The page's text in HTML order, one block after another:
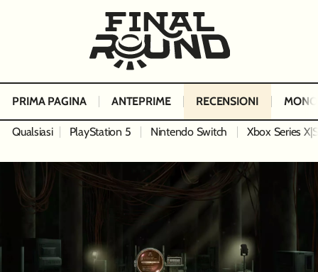
PRIMA PAGINA ANTEPRIME RECENSIONI
Qualsiasi PlayStation 5 Nintendo Switch Xbox Series